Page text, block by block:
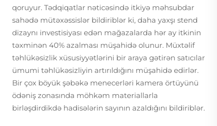
qoruyur. Tədqiqatlar nəticəsində itkiyə məhsubdar
sahədə mütəxəssislər bildiriblər ki, daha yaxşı stend
dizaynı investisiyası edən mağazalarda hər ay itkinin
təxminən 40% azalması müşahidə olunur. Müxtəlif
təhlükəsizlik xüsusiyyətlərini bir araya gətirən satıcılar
ümumi təhlükəsizliyin artırıldığını müşahidə edirlər.
Bir çox böyük şəbəkə menecerləri kamera örtüyünü
ödəniş zonasında möhkəm materiallarla
birləşdirdikdə hadisələrin sayının azaldığını bildiriblər.